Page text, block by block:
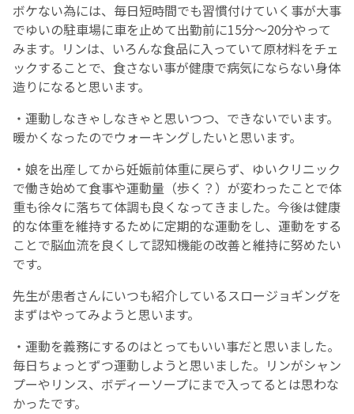
ボケない為には、毎日短時間でも習慣付けていく事が大事
でゆいの駐車場に車を止めて出勤前に15分～20分やって
みます。リンは、いろんな食品に入っていて原材料をチェ
ックすることで、食さない事が健康で病気にならない身体
造りになると思います。
・運動しなきゃしなきゃと思いつつ、できないでいます。
暖かくなったのでウォーキングしたいと思います。
・娘を出産してから妊娠前体重に戻らず、ゆいクリニック
で働き始めて食事や運動量（歩く？）が変わったことで体
重も徐々に落ちて体調も良くなってきました。今後は健康
的な体重を維持するために定期的な運動をし、運動をする
ことで脳血流を良くして認知機能の改善と維持に努めたい
です。
先生が患者さんにいつも紹介しているスロージョギングを
まずはやってみようと思います。
・運動を義務にするのはとってもいい事だと思いました。
毎日ちょっとずつ運動しようと思いました。リンがシャン
プーやリンス、ボディーソープにまで入ってるとは思わな
かったです。
‘さんルーム’ でさまざまな講座・クラス
遠方にお住まいで当院での出産を希望される方へ
医師プロフィール
English Page